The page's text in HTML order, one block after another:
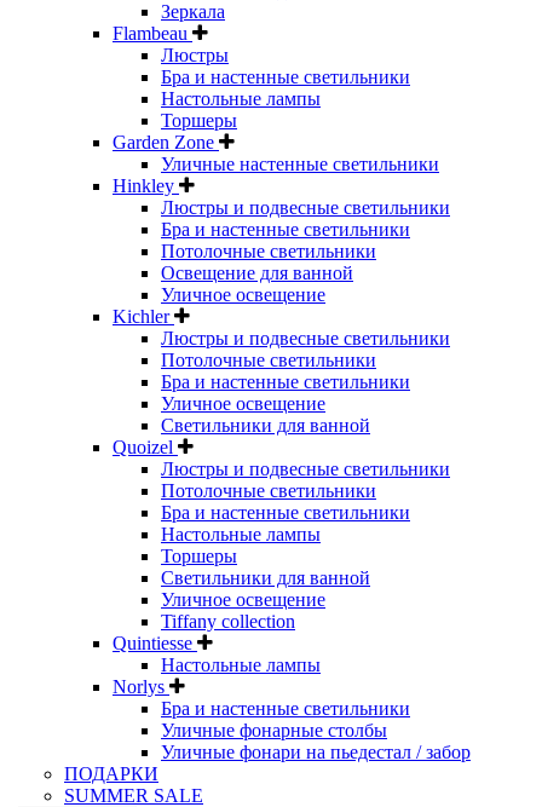
Зеркала
Flambeau
Люстры
Бра и настенные светильники
Настольные лампы
Торшеры
Garden Zone
Уличные настенные светильники
Hinkley
Люстры и подвесные светильники
Бра и настенные светильники
Потолочные светильники
Освещение для ванной
Уличное освещение
Kichler
Люстры и подвесные светильники
Потолочные светильники
Бра и настенные светильники
Уличное освещение
Светильники для ванной
Quoizel
Люстры и подвесные светильники
Потолочные светильники
Бра и настенные светильники
Настольные лампы
Торшеры
Светильники для ванной
Уличное освещение
Tiffany collection
Quintiesse
Настольные лампы
Norlys
Бра и настенные светильники
Уличные фонарные столбы
Уличные фонари на пьедестал / забор
ПОДАРКИ
SUMMER SALE